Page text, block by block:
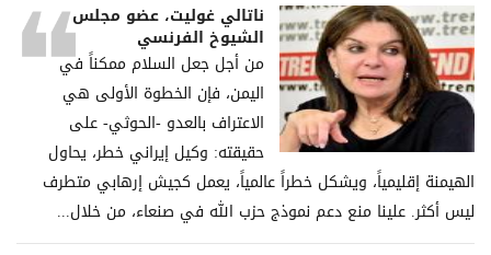
ناتالي غوليت، عضو مجلس
الشيوخ الفرنسي
من أجل جعل السلام ممكناً في
اليمن، فإن الخطوة الأولى هي
الاعتراف بالعدو -الحوثي- على
حقيقته: وكيل إيراني خطر، يحاول
الهيمنة إقليمياً، ويشكل خطراً عالمياً، يعمل كجيش إرهابي متطرف
ليس أكثر. علينا منع دعم نموذج حزب الله في صنعاء، من خلال...